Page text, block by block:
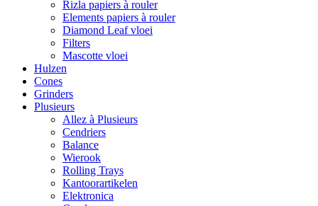
Rizla papiers à rouler
Elements papiers à rouler
Diamond Leaf vloei
Filters
Mascotte vloei
Hulzen
Cones
Grinders
Plusieurs
Allez à Plusieurs
Cendriers
Balance
Wierook
Rolling Trays
Kantoorartikelen
Elektronica